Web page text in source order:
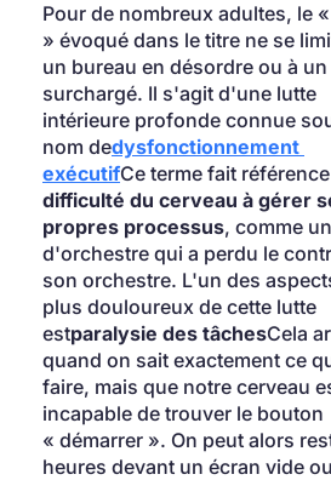
Pour de nombreux adultes, le
» évoqué dans le titre ne se
un bureau en désordre ou à
surchargé. Il s'agit d'une lutte
intérieure profonde connue
nom dedysfonctionnement
exécutifCe terme fait
difficulté du cerveau à gérer
propres processus, comme
d'orchestre qui a perdu le
son orchestre. L'un des
plus douloureux de cette lutte
estparalysie des tâchesCela
quand on sait exactement ce
faire, mais que notre cerveau
incapable de trouver le bouton
« démarrer ». On peut alors
heures devant un écran vide